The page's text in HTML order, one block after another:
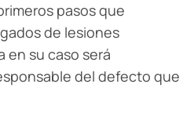
pasos que
de lesiones
en su caso será
del defecto que